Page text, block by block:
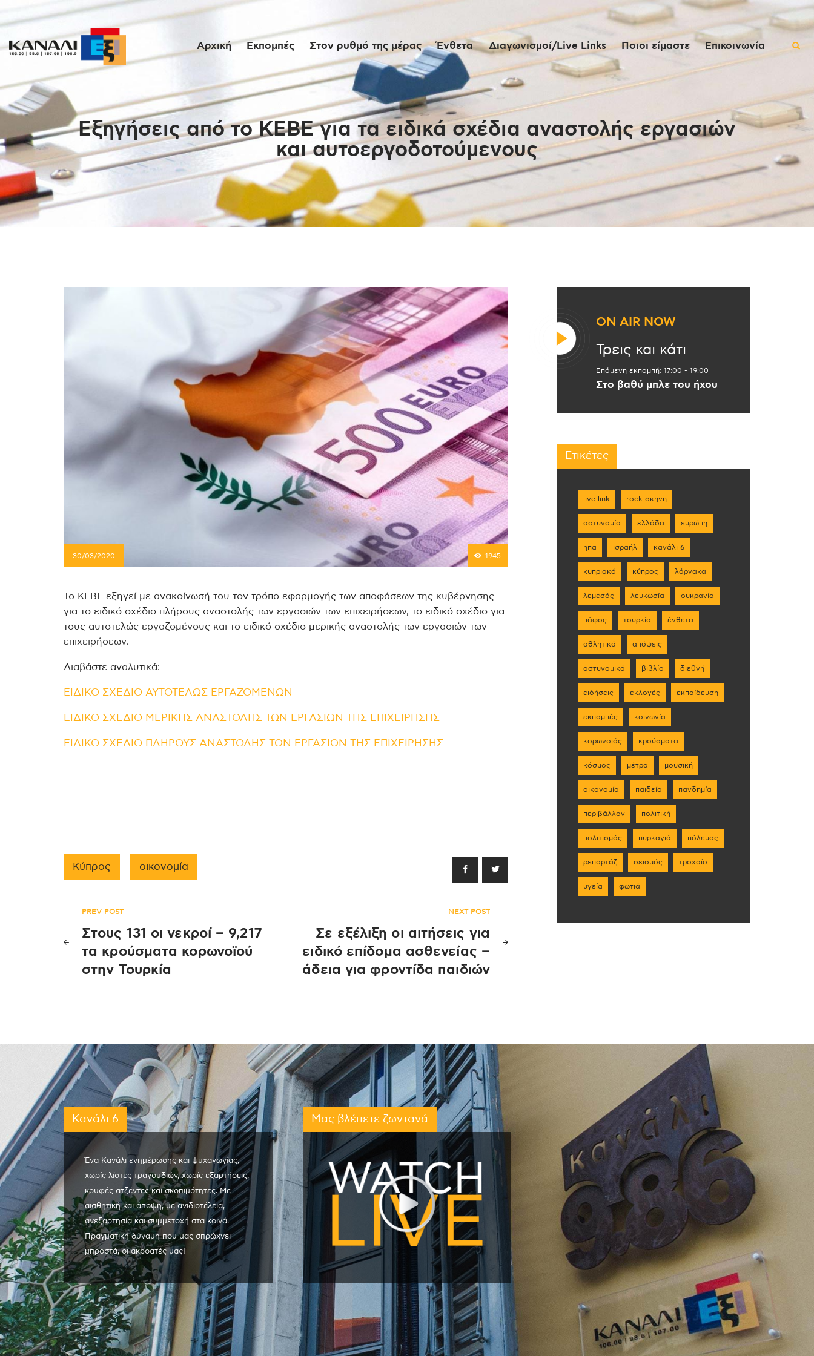
Αρχική Εκπομπές Στον ρυθμό της μέρας Ένθετα Διαγωνισμοί/Live Links Ποιοι είμαστε Επικοινωνία
Εξηγήσεις από το ΚΕΒΕ για τα ειδικά σχέδια αναστολής εργασιών
και αυτοεργοδοτούμενους
Αρχική
Εκπομπές
Στον ρυθμό της
μέρας
Ένθετα
Διαγωνισμοί/Live
Links
Επικοινωνία
30/03/2020 1945
Το ΚΕΒΕ εξηγεί με ανακοίνωσή του τον τρόπο εφαρμογής των αποφάσεων της κυβέρνησης
για το ειδικό σχέδιο πλήρους αναστολής των εργασιών των επιχειρήσεων, το ειδικό σχέδιο για
τους αυτοτελώς εργαζομένους και το ειδικό σχέδιο μερικής αναστολής των εργασιών των
επιχειρήσεων.
Διαβάστε αναλυτικά:
ΕΙΔΙΚΟ ΣΧΕΔΙΟ ΑΥΤΟΤΕΛΩΣ ΕΡΓΑΖΟΜΕΝΩΝ
ΕΙΔΙΚΟ ΣΧΕΔΙΟ ΜΕΡΙΚΗΣ ΑΝΑΣΤΟΛΗΣ ΤΩΝ ΕΡΓΑΣΙΩΝ ΤΗΣ ΕΠΙΧΕΙΡΗΣΗΣ
ΕΙΔΙΚΟ ΣΧΕΔΙΟ ΠΛΗΡΟΥΣ ΑΝΑΣΤΟΛΗΣ ΤΩΝ ΕΡΓΑΣΙΩΝ ΤΗΣ ΕΠΙΧΕΙΡΗΣΗΣ
Κύπρος οικονομία
Πλοήγηση
άρθρων
PREV POST
Στους 131 οι νεκροί – 9,217
τα κρούσματα κορωνοϊού
στην Τουρκία
NEXT POST
Σε εξέλιξη οι αιτήσεις για
ειδικό επίδομα ασθενείας –
άδεια για φροντίδα παιδιών
ON AIR NOW
Τρεις και κάτι
Επόμενη εκπομπή: 17:00 - 19:00
Στο βαθύ μπλε του ήχου
Ετικέτες
live link rock σκηνη
αστυνομία ελλάδα ευρώπη
ηπα ισραήλ κανάλι 6
κυπριακό κύπρος λάρνακα
λεμεσός λευκωσία ουκρανία
πάφος τουρκία ένθετα
αθλητικά απόψεις
αστυνομικά βιβλίο διεθνή
ειδήσεις εκλογές εκπαίδευση
εκπομπές κοινωνία
κορωνοϊός κρούσματα
κόσμος μέτρα μουσική
οικονομία παιδεία πανδημία
περιβάλλον πολιτική
πολιτισμός πυρκαγιά πόλεμος
ρεπορτάζ σεισμός τροχαίο
υγεία φωτιά
Κανάλι 6
Ένα Κανάλι ενημέρωσης και ψυχαγωγίας,
χωρίς λίστες τραγουδιών, χωρίς εξαρτήσεις,
κρυφές ατζέντες και σκοπιμότητες. Με
αισθητική και άποψη, με ανιδιοτέλεια,
ανεξαρτησία και συμμετοχή στα κοινά.
Πραγματική δύναμη που μας σπρώχνει
μπροστά, οι ακροατές μας!
Μας βλέπετε ζωντανά